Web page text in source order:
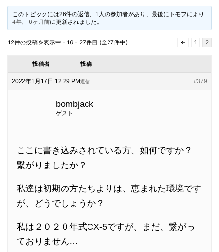
このトピックには26件の返信、1人の参加者があり、最後に トモフにより
4年、 6ヶ月前に更新されました。
12件の投稿を表示中 - 16 - 27件目 (全27件中) ← 1 2
投稿者 投稿
2022年1月17日 12:29 PM #379
返信
bombjack
ゲスト
ここに書き込みされている方、如何ですか？
繋がりましたか？
私達は初期の方たちよりは、恵まれた環境です
が、どうでしょうか？
私は２０２０年式CX-5ですが、まだ、繋がっ
ておりません…